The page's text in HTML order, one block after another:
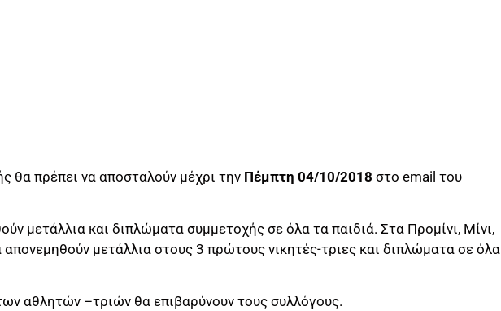
θα πρέπει να αποσταλούν μέχρι την Πέμπτη 04/10/2018 στο email του
μετάλλια και διπλώματα συμμετοχής σε όλα τα παιδιά. Στα Προμίνι, Μίνι,
μετάλλια στους 3 πρώτους νικητές-τριες και διπλώματα σε όλα
αθλητών –τριών θα επιβαρύνουν τους συλλόγους.